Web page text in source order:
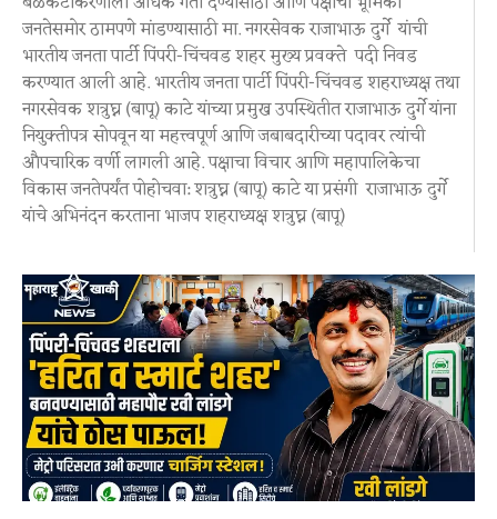
जनतेसमोर ठामपणे मांडण्यासाठी मा. नगरसेवक राजाभाऊ दुर्गे यांची
भारतीय जनता पार्टी पिंपरी-चिंचवड शहर मुख्य प्रवक्ते पदी निवड
करण्यात आली आहे. भारतीय जनता पार्टी पिंपरी-चिंचवड शहराध्यक्ष तथा
नगरसेवक शत्रुघ्न (बापू) काटे यांच्या प्रमुख उपस्थितीत राजाभाऊ दुर्गे यांना
नियुक्तीपत्र सोपवून या महत्त्वपूर्ण आणि जबाबदारीच्या पदावर त्यांची
औपचारिक वर्णी लागली आहे. पक्षाचा विचार आणि महापालिकेचा
विकास जनतेपर्यंत पोहोचवा: शत्रुघ्न (बापू) काटे या प्रसंगी राजाभाऊ दुर्गे
यांचे अभिनंदन करताना भाजप शहराध्यक्ष शत्रुघ्न (बापू)